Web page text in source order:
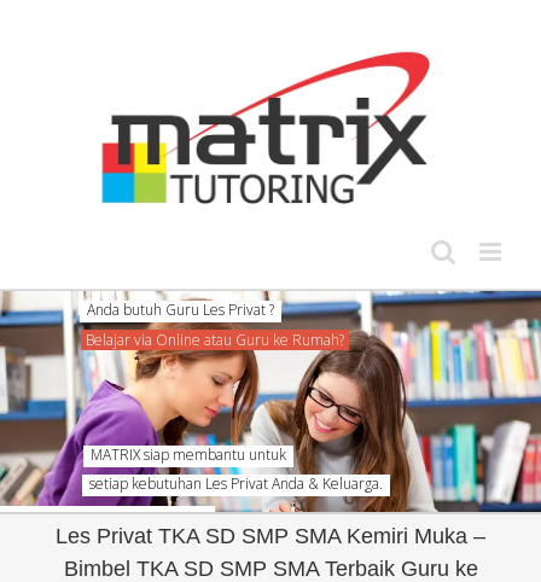
Anda butuh Guru Les Privat ?
Belajar via Online atau Guru ke Rumah?
MATRIX siap membantu untuk
setiap kebutuhan Les Privat Anda & Keluarga.
Les Privat TKA SD SMP SMA Kemiri Muka –
Bimbel TKA SD SMP SMA Terbaik Guru ke